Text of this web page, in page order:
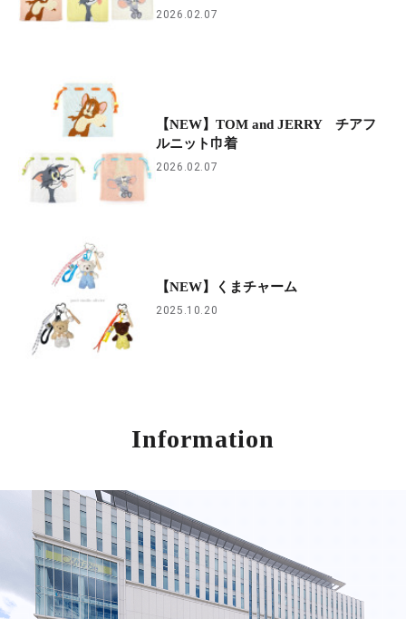
2026.02.07
【NEW】TOM and JERRY チアフ
ルニット巾着
2026.02.07
【NEW】くまチャーム
2025.10.20
Information